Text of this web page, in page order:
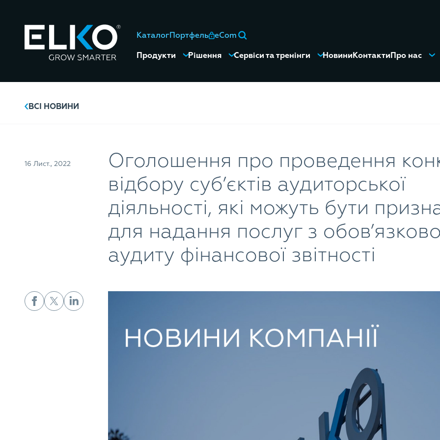
КаталогПортфель eCom
Продукти Рішення Сервіси та тренінги НовиниКонтактиПро нас
ВСІ НОВИНИ
16 Лист., 2022
Оголошення про проведення
відбору суб’єктів аудиторської
діяльності, які можуть бути
для надання послуг з
аудиту фінансової звітності